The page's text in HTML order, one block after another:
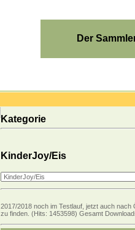
Der
Kategorie
KinderJoy/Eis
2017/2018 noch im Testlauf, jetzt auch
zu finden. (Hits: 1453598) Gesamt